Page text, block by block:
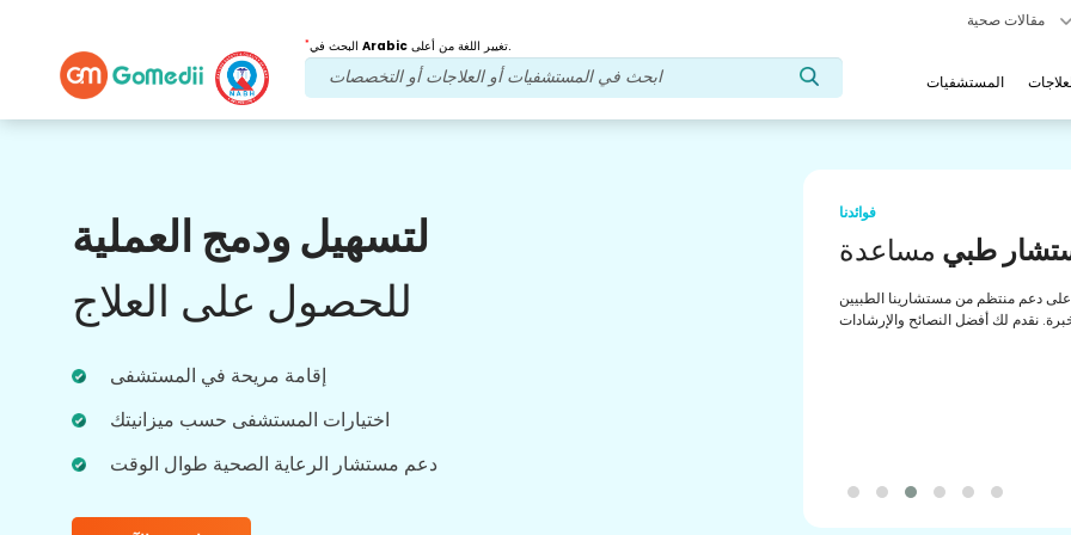
* Arabic تغيير اللغة من أعلى.
المستشفيات
لتسهيل ودمج العملية
للحصول على العلاج
إقامة مريحة في المستشفى
اختيارات المستشفى حسب ميزانيتك
دعم مستشار الرعاية الصحية طوال الوقت
بعد العلاجمتابعة الرعاية
احصل على دعم طبي ودعم للمرضى على مدار
الساعة طوال أيام الأسبوع مع فريقنا الذي يعالج
فوائدنا
طبي مساعدة
دعم منتظم من مستشارينا الطبيين